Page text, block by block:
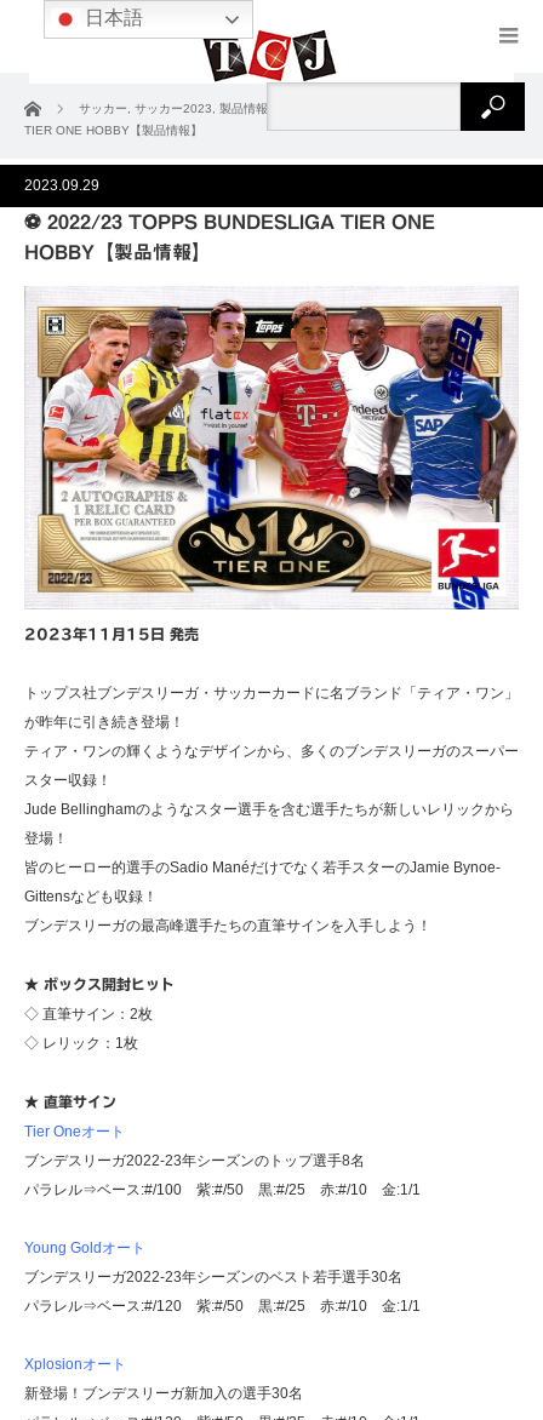
ホーム サッカー サッカー2023 製品情報
⚽ 2022/23 TOPPS BUNDESLIGA
TIER ONE HOBBY【製品情報】
2023.09.29
⚽ 2022/23 TOPPS BUNDESLIGA TIER ONE
HOBBY【製品情報】
2023年11月15日 発売
トップス社ブンデスリーガ・サッカーカードに名ブランド「ティア・ワン」
が昨年に引き続き登場！
ティア・ワンの輝くようなデザインから、多くのブンデスリーガのスーパー
スター収録！
Jude Bellinghamのようなスター選手を含む選手たちが新しいレリックから
登場！
皆のヒーロー的選手のSadio Manéだけでなく若手スターのJamie Bynoe-
Gittensなども収録！
ブンデスリーガの最高峰選手たちの直筆サインを入手しよう！
★ ボックス開封ヒット
◇ 直筆サイン：2枚
◇ レリック：1枚
★ 直筆サイン
Tier Oneオート
ブンデスリーガ2022-23年シーズンのトップ選手8名
パラレル⇒ベース:#/100 紫:#/50 黒:#/25 赤:#/10 金:1/1
Young Goldオート
ブンデスリーガ2022-23年シーズンのベスト若手選手30名
パラレル⇒ベース:#/120 紫:#/50 黒:#/25 赤:#/10 金:1/1
Xplosionオート
新登場！ブンデスリーガ新加入の選手30名
日本語